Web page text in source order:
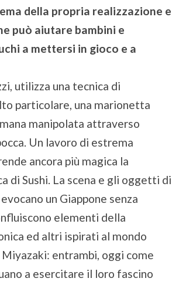
della propria realizzazione e
può aiutare bambini e
a mettersi in gioco e a
utilizza una tecnica di
particolare, una marionetta
manipolata attraverso
Un lavoro di estrema
ancora più magica la
di Sushi. La scena e gli oggetti di
un Giappone senza
elementi della
ed altri ispirati al mondo
entrambi, oggi come
a esercitare il loro fascino